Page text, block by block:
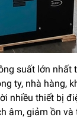
suất lớn
ty, nhà hàng,
nhiều thiết bị
âm, giảm ồn